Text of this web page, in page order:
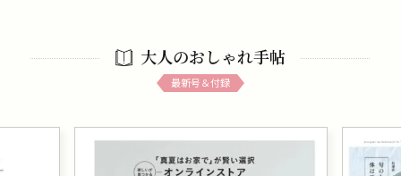
大人のおしゃれ手帖
最新号＆付録